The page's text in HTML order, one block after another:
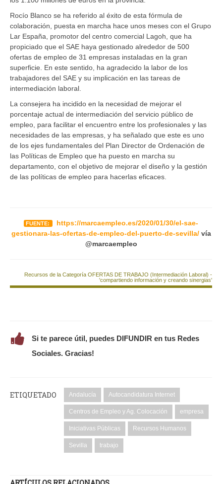
Rocío Blanco se ha referido al éxito de esta fórmula de
colaboración, puesta en marcha hace unos meses con el Grupo
Lar España, promotor del centro comercial Lagoh, que ha
propiciado que el SAE haya gestionado alrededor de 500
ofertas de empleo de 31 empresas instaladas en la gran
superficie. En este sentido, ha agradecido la labor de los
trabajadores del SAE y su implicación en las tareas de
intermediación laboral.
La consejera ha incidido en la necesidad de mejorar el
porcentaje actual de intermediación del servicio público de
empleo, para facilitar el encuentro entre los profesionales y las
necesidades de las empresas, y ha señalado que este es uno
de los ejes fundamentales del Plan Director de Ordenación de
las Políticas de Empleo que ha puesto en marcha su
departamento, con el objetivo de mejorar el diseño y la gestión
de las políticas de empleo para hacerlas eficaces.
FUENTE:
https://marcaempleo.es/2020/01/30/el-sae-
gestionara-las-ofertas-de-empleo-del-puerto-de-sevilla/vía
@marcaempleo
Recursos de la Categoría OFERTAS DE TRABAJO (Intermediación Laboral) -
'compartiendo información y creando sinergias'
Si te parece útil, puedes DIFUNDIR en tus Redes
Sociales. Gracias!
ETIQUETADO Andalucía Autocandidatura Internet
Centros de Empleo y Ag. Colocación empresa
Iniciativas Públicas Recursos Humanos
Sevilla trabajo